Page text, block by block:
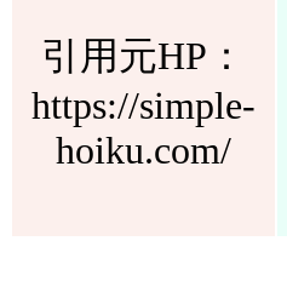
引用元HP：
https://simple-
hoiku.com/